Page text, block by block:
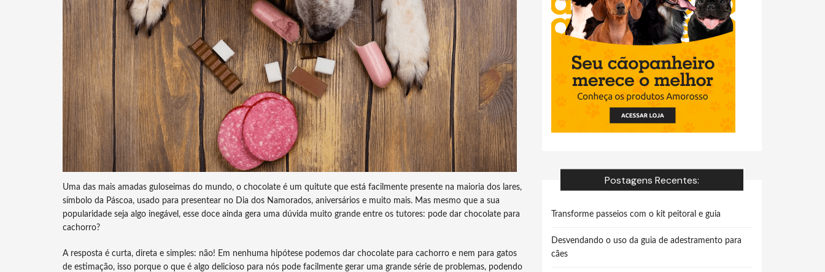
Uma das mais amadas guloseimas do mundo, o chocolate é um quitute que está facilmente presente na maioria dos lares,
símbolo da Páscoa, usado para presentear no Dia dos Namorados, aniversários e muito mais. Mas mesmo que a sua
popularidade seja algo inegável, esse doce ainda gera uma dúvida muito grande entre os tutores: pode dar chocolate para
cachorro?
A resposta é curta, direta e simples: não! Em nenhuma hipótese podemos dar chocolate para cachorro e nem para gatos
de estimação, isso porque o que é algo delicioso para nós pode facilmente gerar uma grande série de problemas, podendo
Postagens Recentes:
Transforme passeios com o kit peitoral e guia
Desvendando o uso da guia de adestramento para
cães